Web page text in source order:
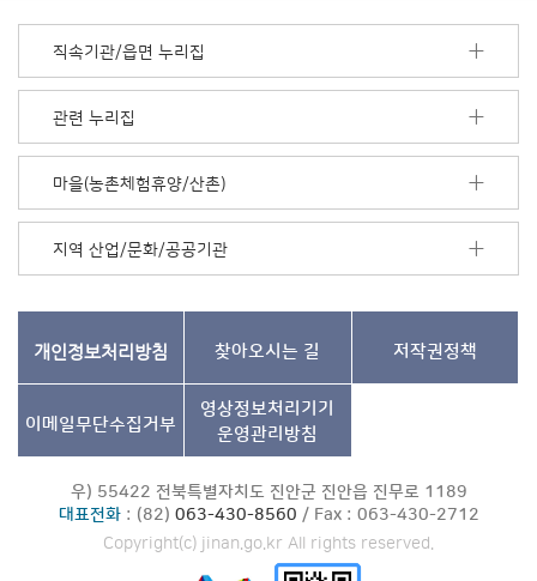
더
기
직속기관/읍면 누리집
관련 누리집
마을(농촌체험휴양/산촌)
지역 산업/문화/공공기관
개인정보처리방침 찾아오시는 길 저작권정책
이메일무단수집거부
영상정보처리기기
운영관리방침
우) 55422 전북특별자치도 진안군 진안읍 진무로 1189
대표전화: (82) 063-430-8560 / Fax : 063-430-2712
Copyright(c) jinan.go.kr All rights reserved.